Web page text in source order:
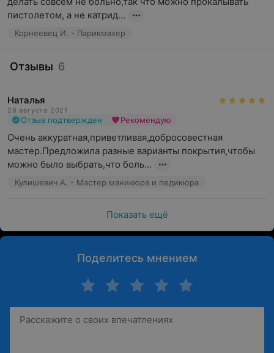
пистолетом, а не катрид...
Корнеевец И. - Парикмахер
Отзывы 6
Наталья
28 августа 2021
Отзыв подтвержден Рекомендую
Очень аккуратная,приветливая,добросовестная
мастер.Предложила разные варианты покрытия,чтобы
можно было выбрать,что боль...
Кулишевич А. - Мастер маникюра и педикюра
Показать ещё
Поделитесь мнением